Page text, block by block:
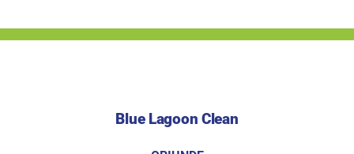
Blue Lagoon Clean